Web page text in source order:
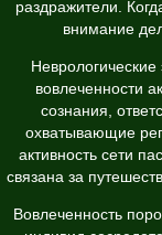
раздражители.
внимание
вовлеченности
сознания,
охватывающие
активность сети
связана за
Вовлеченность